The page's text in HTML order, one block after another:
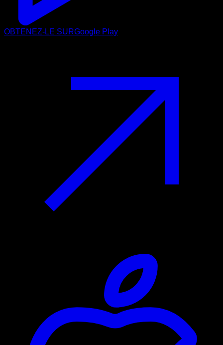
OBTENEZ-LE SURGoogle Play